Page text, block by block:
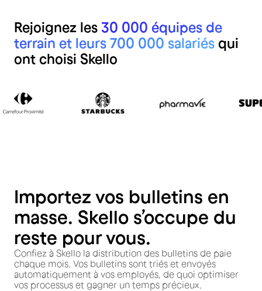
Rejoignez les 30 000 équipes de
terrain et leurs 700 000 salariés qui
ont choisi Skello
Importez vos bulletins en
masse. Skello s’occupe du
reste pour vous.
Confiez à Skello la distribution des bulletins de paie
chaque mois. Vos bulletins sont triés et envoyés
automatiquement à vos employés, de quoi optimiser
vos processus et gagner un temps précieux.